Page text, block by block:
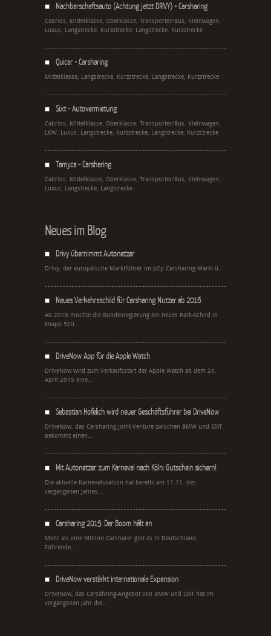
Nachbarschaftsauto (Achtung jetzt DRIVY) - Carsharing
Cabrios, Mittelklasse, Oberklasse, Transporter/Bus, Kleinwagen,
Luxus, Langstrecke, Kurzstrecke, Langstrecke, Kurzstrecke
Quicar - Carsharing
Mittelklasse, Langstrecke, Kurzstrecke, Langstrecke, Kurzstrecke
Sixt - Autovermietung
Cabrios, Mittelklasse, Oberklasse, Transporter/Bus, Kleinwagen,
LKW, Luxus, Langstrecke, Kurzstrecke, Langstrecke, Kurzstrecke
Tamyca - Carsharing
Cabrios, Mittelklasse, Oberklasse, Transporter/Bus, Kleinwagen,
Luxus, Langstrecke, Langstrecke
Neues im Blog
Drivy übernimmt Autonetzer
Drivy, der europäische Marktführer im p2p Carsharing-Markt ü...
Neues Verkehrsschild für Carsharing Nutzer ab 2016
Ab 2016 möchte die Bundesregierung ein neues Park-Schild in
knapp 500...
DriveNow App für die Apple Watch
DriveNow wird zum Verkaufsstart der Apple Watch ab dem 24.
April 2015 eine...
Sebastian Hofelich wird neuer Geschäftsführer bei DriveNow
DriveNow, das Carsharing Joint-Venture zwischen BMW und SIXT
bekommt einen...
Mit Autonetzer zum Karneval nach Köln: Gutschein sichern!
Die aktuelle Karnevalssaison hat bereits am 11.11. des
vergangenen Jahres...
Carsharing 2015: Der Boom hält an
Mehr als eine Million Carsharer gibt es in Deutschland.
Führende...
DriveNow verstärkt internationale Expansion
DriveNow, das Carsahring-Angebot von BMW und SIXT hat im
vergangenen Jahr die...